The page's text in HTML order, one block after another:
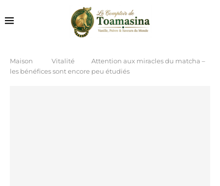
Maison Vitalité
Attention aux miracles du matcha –
les bénéfices sont encore peu étudiés